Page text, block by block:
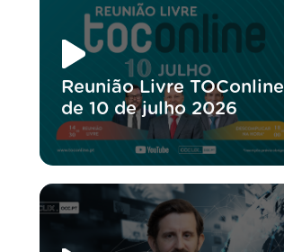
Reunião Livre TOConline
de 10 de julho 2026